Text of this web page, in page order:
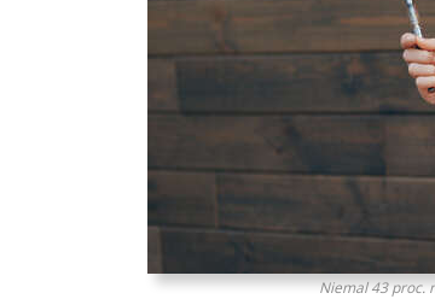
Niemal 43 proc.